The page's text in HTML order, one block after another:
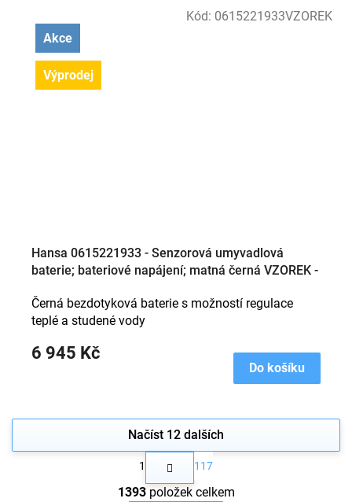
Akce
Výprodej
Hansa 0615221933 - Senzorová umyvadlová
baterie; bateriové napájení; matná černá VZOREK -
BYLO POUZE NA UKÁZKU VZHLEDU
6 945 Kč
Do košíku
Černá bezdotyková baterie s možností regulace
teplé a studené vody
Kód: 0615221933VZOREK
O
v
Načíst 12 dalších
r
á
1 117
1393položek celkem